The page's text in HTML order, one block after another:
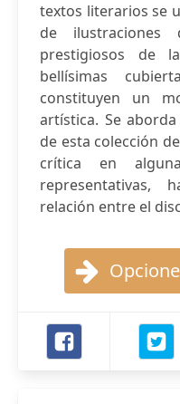
textos literarios se
de
prestigiosos de
bellísimas
constituyen un
artística. Se
de esta colección
crítica en
representativas,
relación entre el